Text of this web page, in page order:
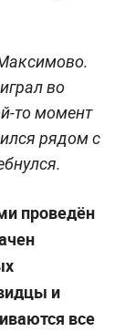
во
то момент
рядом с
проведён
и
все